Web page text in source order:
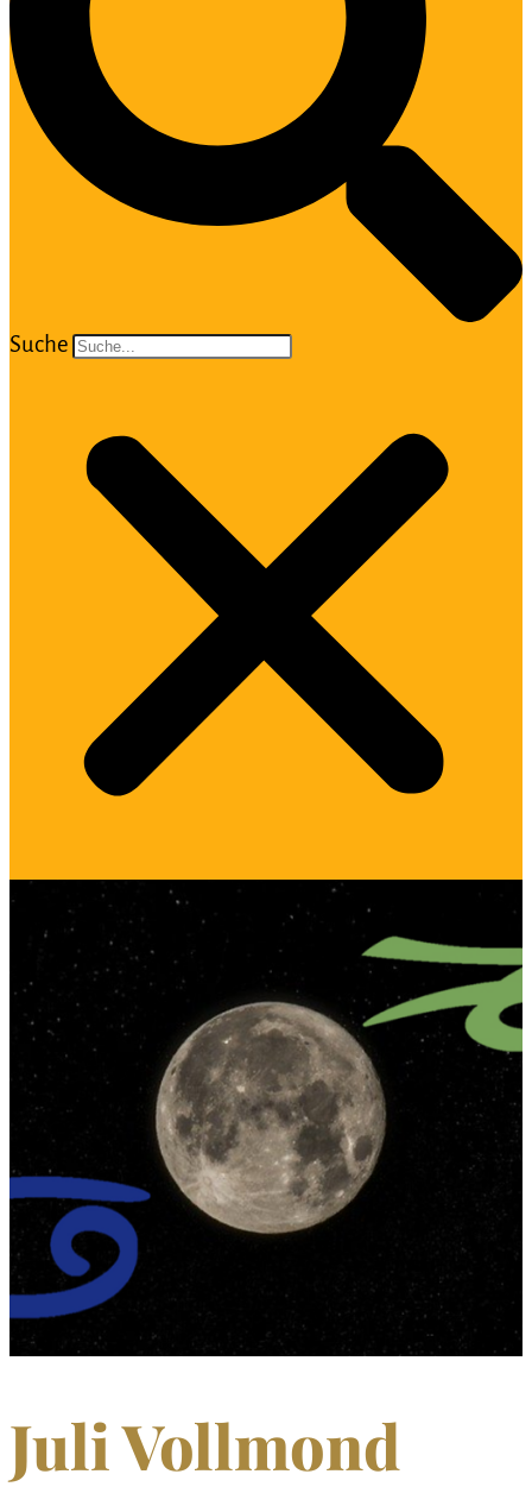
Suche
Juli Vollmond